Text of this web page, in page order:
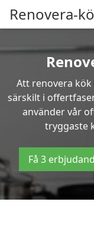
Renovera-
Att renovera
särskilt i
använder vår
tryggaste
Få 3